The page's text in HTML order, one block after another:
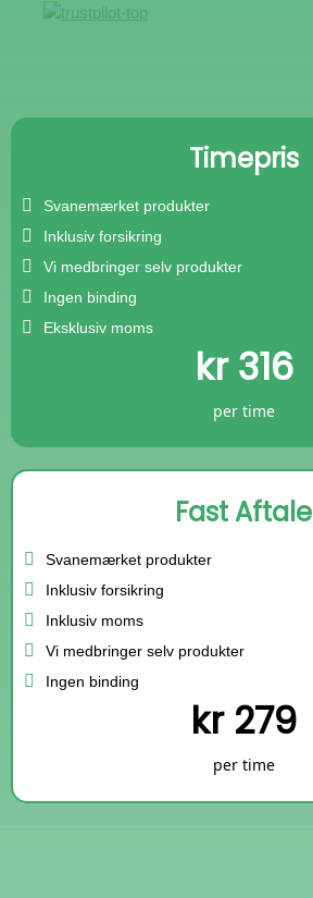
Timepris
Svanemærket produkter
Inklusiv forsikring
Vi medbringer selv produkter
Ingen binding
Eksklusiv moms
kr 316
per time
Fast Aftale
Svanemærket produkter
Inklusiv forsikring
Inklusiv moms
Vi medbringer selv produkter
Ingen binding
kr 279
per time